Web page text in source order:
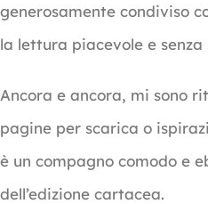
generosamente condiviso
la lettura piacevole e senza
Ancora e ancora, mi sono
pagine per scarica o
è un compagno comodo e
dell’edizione cartacea.